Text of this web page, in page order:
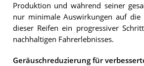
Produktion und während seiner
nur minimale Auswirkungen auf
dieser Reifen ein progressiver
nachhaltigen Fahrerlebnisses.
Geräuschreduzierung für